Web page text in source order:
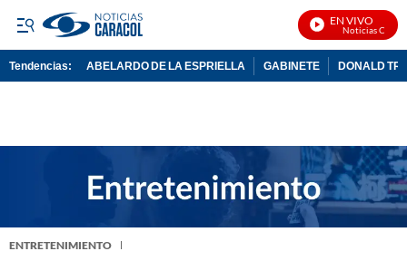
EN VIVO
Noticias Caracol
Tendencias: ABELARDO DE LA ESPRIELLA GABINETE DONALD
ENTRETENIMIENTO